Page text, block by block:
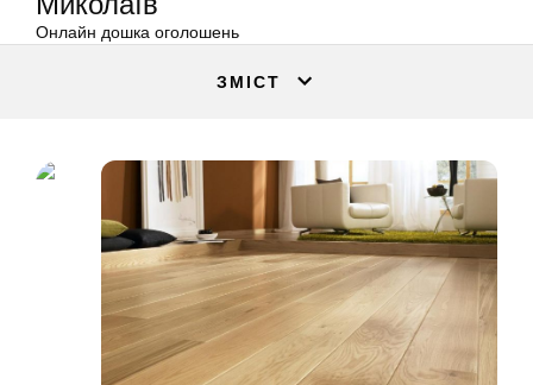
Онлайн дошка оголошень
ЗМІСТ